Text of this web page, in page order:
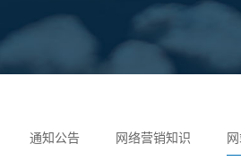
通知公告 网络营销知识